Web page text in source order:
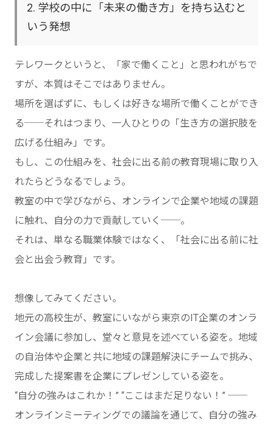
2. 学校の中に「未来の働き方」を持ち込むと
いう発想
テレワークというと、「家で働くこと」と思われがちで
すが、本質はそこではありません。
場所を選ばずに、もしくは好きな場所で働くことができ
る──それはつまり、一人ひとりの「生き方の選択肢を
広げる仕組み」です。
もし、この仕組みを、社会に出る前の教育現場に取り入
れたらどうなるでしょう。
教室の中で学びながら、オンラインで企業や地域の課題
に触れ、自分の力で貢献していく──。
それは、単なる職業体験ではなく、「社会に出る前に社
会と出会う教育」です。
想像してみてください。
地元の高校生が、教室にいながら東京のIT企業のオンラ
イン会議に参加し、堂々と意見を述べている姿を。地域
の自治体や企業と共に地域の課題解決にチームで挑み、
完成した提案書を企業にプレゼンしている姿を。
“自分の強みはこれか！” “ここはまだ足りない！” ──
オンラインミーティングでの議論を通じて、自分の強み